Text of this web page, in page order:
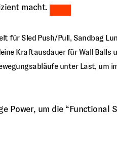
macht.
für Sled Push/Pull, Sandbag
Kraftausdauer für Wall Balls
unter Last, um
Power, um die “Functional